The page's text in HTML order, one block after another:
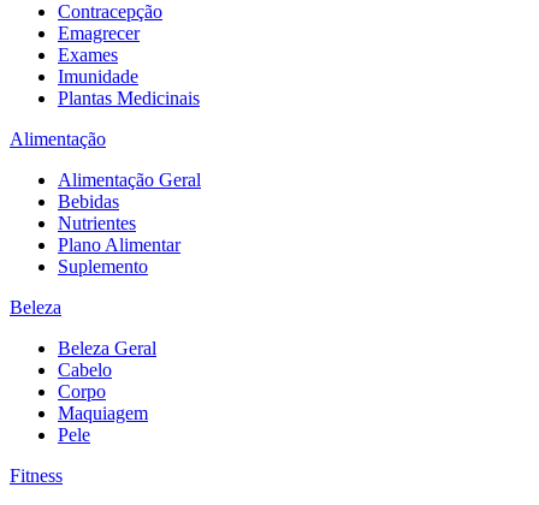
Contracepção
Emagrecer
Exames
Imunidade
Plantas Medicinais
Alimentação
Alimentação Geral
Bebidas
Nutrientes
Plano Alimentar
Suplemento
Beleza
Beleza Geral
Cabelo
Corpo
Maquiagem
Pele
Fitness